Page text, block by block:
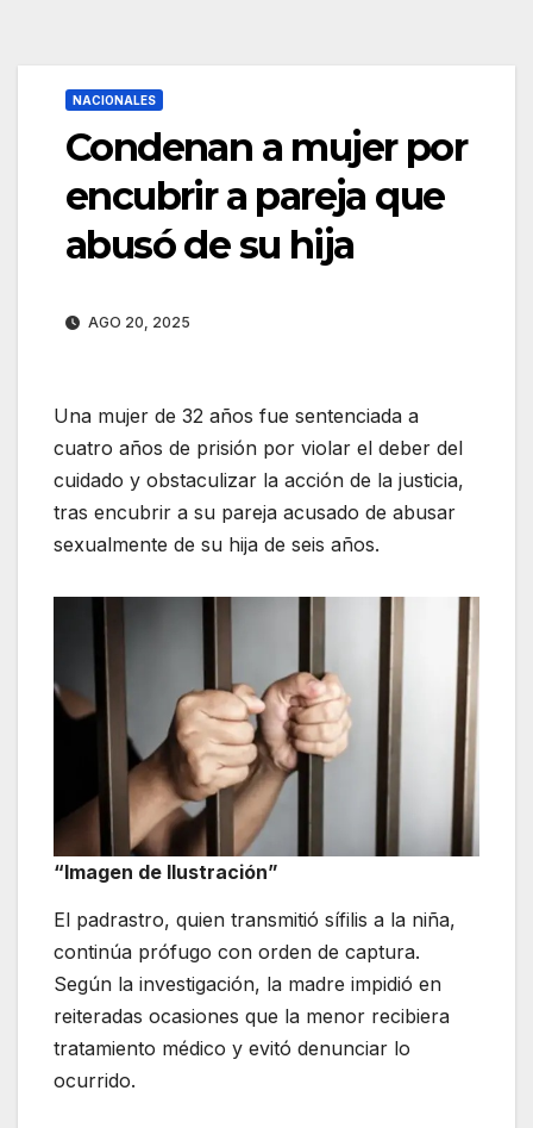
NACIONALES
Condenan a mujer por
encubrir a pareja que
abusó de su hija
AGO 20, 2025
Una mujer de 32 años fue sentenciada a
cuatro años de prisión por violar el deber del
cuidado y obstaculizar la acción de la justicia,
tras encubrir a su pareja acusado de abusar
sexualmente de su hija de seis años.
“Imagen de Ilustración”
El padrastro, quien transmitió sífilis a la niña,
continúa prófugo con orden de captura.
Según la investigación, la madre impidió en
reiteradas ocasiones que la menor recibiera
tratamiento médico y evitó denunciar lo
ocurrido.